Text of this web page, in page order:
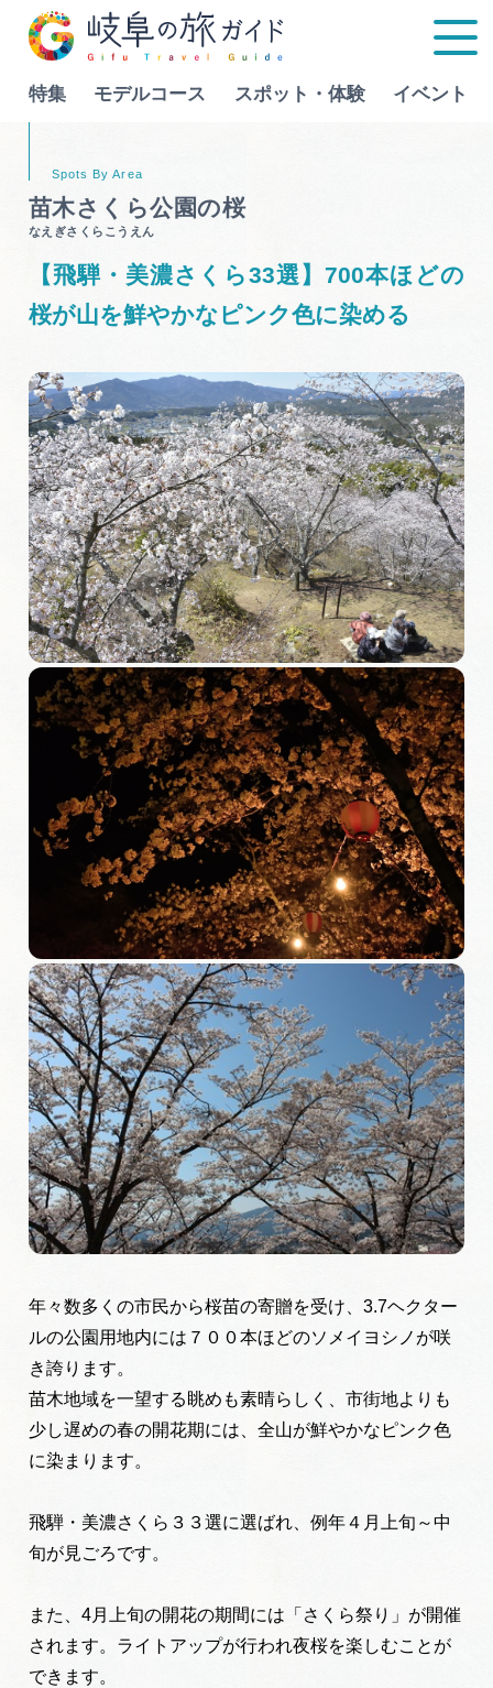
特集 モデルコース スポット・体験 イベント
モデルコース
スポット・体験
イベント
グルメ
旅の予約
アクセス
インフォメーション
ぎふ旅レポーター記事
早わかり岐阜
買い物・お土産
体験予約サイト「ＶＩＳＩＴ岐阜県」
岐阜県アウトドア観光キャンペーン
岐阜県まるごと観光エリアガイド
岐阜県観光データベース
旅行会社・観光事業者の皆様へ
フォトライブラリー
動画ライブラリー
運営組織
サイトポリシー
Language
行きたいリストを見る
苗木さくら公園の桜
なえぎさくらこうえん
【飛騨・美濃さくら33選】700本ほどの
桜が山を鮮やかなピンク色に染める
年々数多くの市民から桜苗の寄贈を受け、3.7ヘクター
ルの公園用地内には ７００本ほどのソメイヨシノが咲
き誇ります。
苗木地域を一望する眺めも素晴らしく、市街地よりも
少し遅めの春の開花期には、 全山が鮮やかなピンク色
に染まります。
飛騨・美濃さくら３３選に選ばれ、例年４月上旬～中
旬が見ごろです。
また、4月上旬の開花の期間には「さくら祭り」が開催
されます。ライトアップが行われ夜桜を楽しむことが
できます。